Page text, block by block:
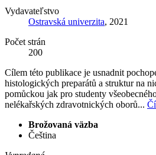
Vydavateľstvo
Ostravská univerzita, 2021
Počet strán
200
Cílem této publikace je usnadnit
histologických preparátů a struktur na
pomůckou jak pro studenty
nelékařských zdravotnických oborů...
Brožovaná väzba
Čeština